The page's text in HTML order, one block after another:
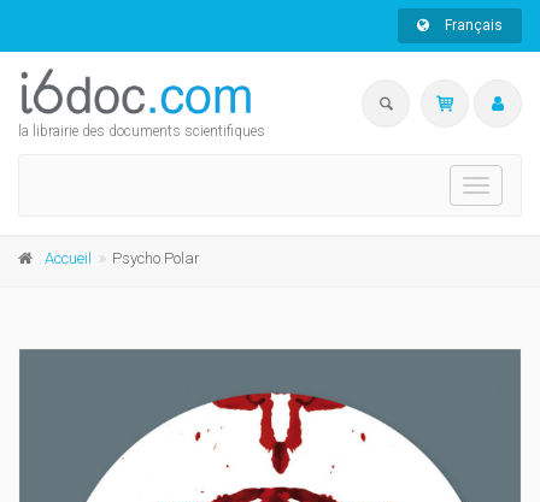
Français
la librairie des documents scientifiques
Toggle
Accueil Psycho Polar